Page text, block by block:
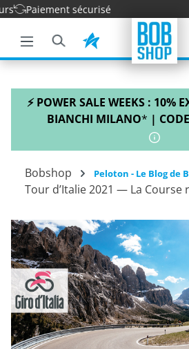
principal
sécurisé
⚡ POWER SALE WEEKS : 10%
BIANCHI MILANO* |
Bobshop Peloton - Le Blog de
Tour d’Italie 2021 — La Course